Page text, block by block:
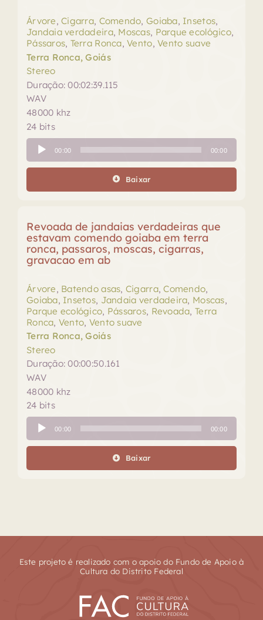
Árvore,Cigarra, Comendo,Goiaba, Insetos,
Jandaia verdadeira, Moscas, Parque ecológico,
Pássaros, Terra Ronca,Vento,Vento suave
Terra Ronca, Goiás
Stereo
Duração: 00:02:39.115
WAV
48000 khz
24 bits
Tocador
de
áudio
00:00 00:00
Baixar
Revoada de jandaias verdadeiras que
estavam comendo goiaba em terra
ronca, passaros, moscas, cigarras,
gravacao em ab
Árvore, Batendo asas, Cigarra,Comendo,
Goiaba, Insetos, Jandaia verdadeira, Moscas,
Parque ecológico, Pássaros, Revoada, Terra
Ronca, Vento, Vento suave
Terra Ronca, Goiás
Stereo
Duração: 00:00:50.161
WAV
48000 khz
24 bits
Tocador
de
áudio
00:00 00:00
Baixar
Este projeto é realizado com o apoio do Fundo de Apoio à
Cultura do Distrito Federal